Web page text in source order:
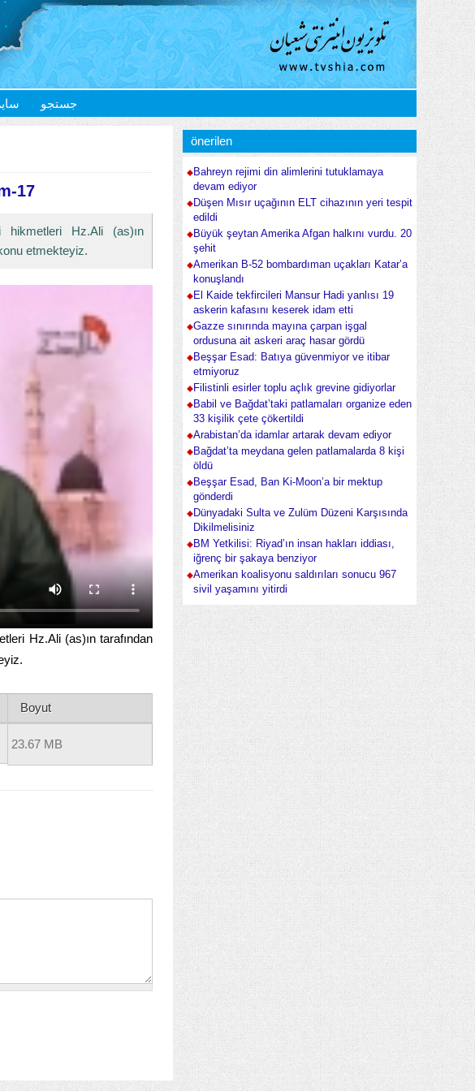
جستجو
17
hikmetleri Hz.Ali (as)ın
etmekteyiz.
Hz.Ali (as)ın tarafından
Boyut
23.67 MB
önerilen
Bahreyn rejimi din alimlerini tutuklamaya
devam ediyor
Düşen Mısır uçağının ELT cihazının yeri tespit
edildi
Büyük şeytan Amerika Afgan halkını vurdu. 20
şehit
Amerikan B-52 bombardıman uçakları Katar’a
konuşlandı
El Kaide tekfircileri Mansur Hadi yanlısı 19
askerin kafasını keserek idam etti
Gazze sınırında mayına çarpan işgal
ordusuna ait askeri araç hasar gördü
Beşşar Esad: Batıya güvenmiyor ve itibar
etmiyoruz
Filistinli esirler toplu açlık grevine gidiyorlar
Babil ve Bağdat’taki patlamaları organize eden
33 kişilik çete çökertildi
Arabistan’da idamlar artarak devam ediyor
Bağdat’ta meydana gelen patlamalarda 8 kişi
öldü
Beşşar Esad, Ban Ki-Moon’a bir mektup
gönderdi
Dünyadaki Sulta ve Zulüm Düzeni Karşısında
Dikilmelisiniz
BM Yetkilisi: Riyad’ın insan hakları iddiası,
iğrenç bir şakaya benziyor
Amerikan koalisyonu saldırıları sonucu 967
sivil yaşamını yitirdi